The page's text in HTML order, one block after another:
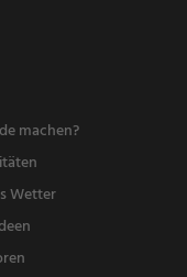
machen?
Wetter